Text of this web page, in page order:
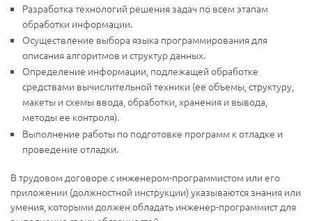
Разработка технологий решения задач по всем этапам
обработки информации.
Осуществление выбора языка программирования для
описания алгоритмов и структур данных.
Определение информации, подлежащей обработке
средствами вычислительной техники (ее объемы, структуру,
макеты и схемы ввода, обработки, хранения и вывода,
методы ее контроля).
Выполнение работы по подготовке программ к отладке и
проведение отладки.
В трудовом договоре с инженером-программистом или его
приложении (должностной инструкции) указываются знания или
умения, которыми должен обладать инженер-программист для